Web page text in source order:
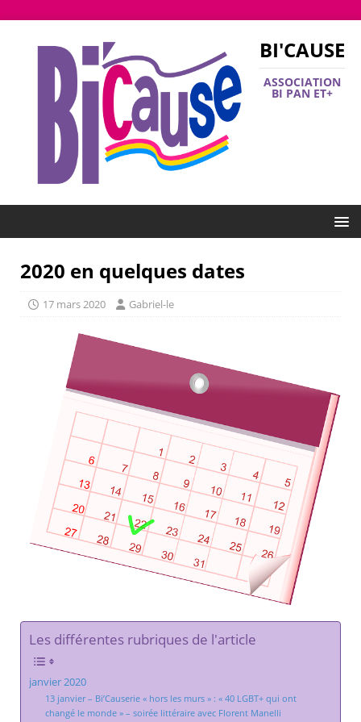
BI'CAUSE
ASSOCIATION
BI PAN ET+
2020 en quelques dates
17 mars 2020 Gabriel-le
Les différentes rubriques de l'article
janvier 2020
13 janvier – Bi’Causerie « hors les murs » : « 40 LGBT+ qui ont
changé le monde » – soirée littéraire avec Florent Manelli